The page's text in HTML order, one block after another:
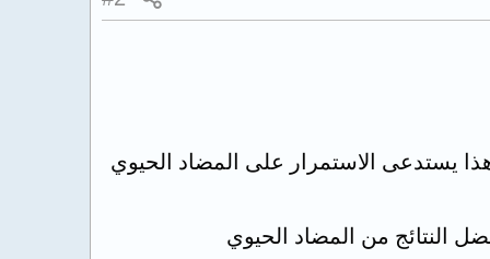
يستدعى الاستمرار على المضاد الحيوي